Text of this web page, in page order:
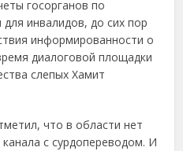
госорганов по
инвалидов, до сих пор
информированности о
диалоговой площадки
слепых Хамит
что в области нет
с сурдопереводом. И